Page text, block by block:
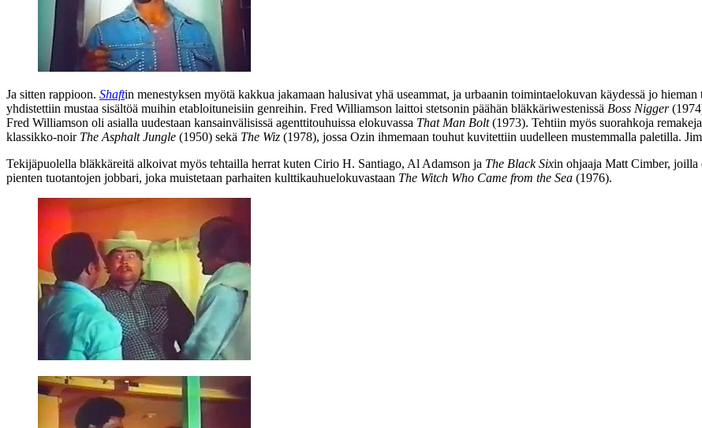
Ja sitten rappioon. Shaftin menestyksen myötä kakkua jakamaan halusivat yhä useammat, ja urbaanin toimintaelokuvan käydessä jo
yhdistettiin mustaa sisältöä muihin etabloituneisiin genreihin. Fred Williamson laittoi stetsonin päähän bläkkäriwestenissä Boss Nigger
Fred Williamson oli asialla uudestaan kansainvälisissä agenttitouhuissa elokuvassa That Man Bolt(1973). Tehtiin myös suorahkoja
klassikko-noir The Asphalt Jungle (1950) sekä The Wiz (1978), jossa Ozin ihmemaan touhut kuvitettiin uudelleen mustemmalla paletilla.
Tekijäpuolella bläkkäreitä alkoivat myös tehtailla herrat kuten Cirio H. Santiago, Al Adamson ja The Black Sixin ohjaaja Matt Cimber, joilla
pienten tuotantojen jobbari, joka muistetaan parhaiten kulttikauhuelokuvastaan The Witch Who Came from the Sea (1976).